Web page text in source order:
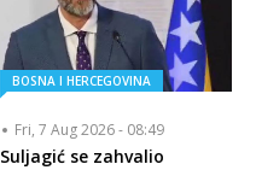
BOSNA I HERCEGOVINA
Fri, 7 Aug 2026 - 08:49
Suljagić se zahvalio